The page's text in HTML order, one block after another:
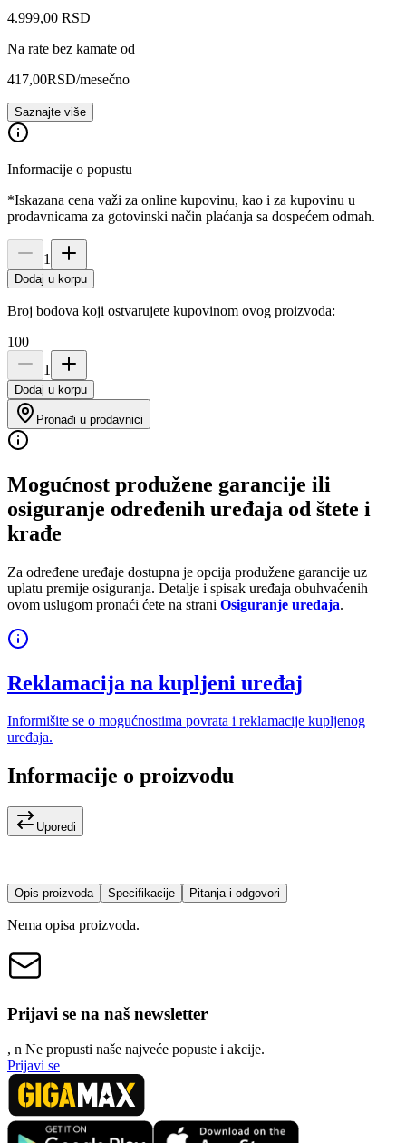
4.999,00 RSD
Na rate bez kamate od
417,00RSD/mesečno
Saznajte više
Informacije o popustu
*Iskazana cena važi za online kupovinu, kao i za kupovinu u
prodavnicama za gotovinski način plaćanja sa dospećem odmah.
1
Dodaj u korpu
Broj bodova koji ostvarujete kupovinom ovog proizvoda:
100
1
Dodaj u korpu
Pronađi u prodavnici
Mogućnost produžene garancije ili
osiguranje određenih uređaja od štete i
krađe
Za određene uređaje dostupna je opcija produžene garancije uz
uplatu premije osiguranja. Detalje i spisak uređaja obuhvaćenih
ovom uslugom pronaći ćete na strani Osiguranje uređaja.
Reklamacija na kupljeni uređaj
Informišite se o mogućnostima povrata i reklamacije kupljenog
uređaja.
Informacije o proizvodu
Uporedi
Opis proizvoda Specifikacije Pitanja i odgovori
Nema opisa proizvoda.
Prijavi se na naš newsletter
, n Ne propusti naše najveće popuste i akcije.
Prijavi se